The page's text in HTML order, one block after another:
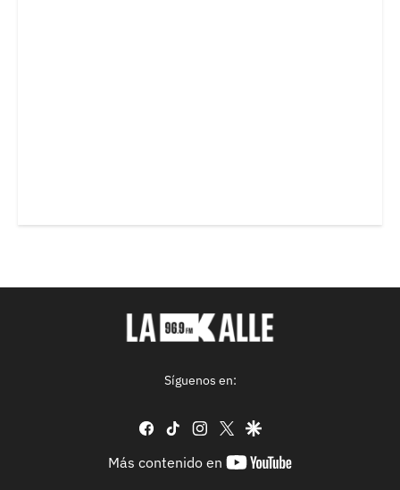
Síguenos en:
facebook
tiktok instagram
twittergoogle
Más contenido en
youtube-